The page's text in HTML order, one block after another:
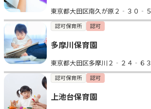
東京都大田区南久が原２‐３０‐５
認可保育所 認可
多摩川保育園
東京都大田区多摩川２‐２４‐６３
認可保育所 認可
上池台保育園